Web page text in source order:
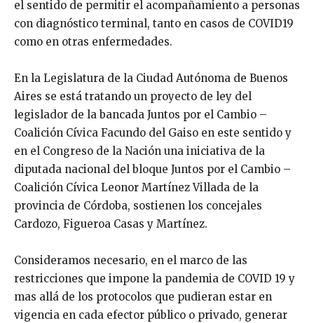
el sentido de permitir el acompañamiento a personas
con diagnóstico terminal, tanto en casos de COVID19
como en otras enfermedades.
En la Legislatura de la Ciudad Autónoma de Buenos
Aires se está tratando un proyecto de ley del
legislador de la bancada Juntos por el Cambio –
Coalición Cívica Facundo del Gaiso en este sentido y
en el Congreso de la Nación una iniciativa de la
diputada nacional del bloque Juntos por el Cambio –
Coalición Cívica Leonor Martínez Villada de la
provincia de Córdoba, sostienen los concejales
Cardozo, Figueroa Casas y Martínez.
Consideramos necesario, en el marco de las
restricciones que impone la pandemia de COVID 19 y
mas allá de los protocolos que pudieran estar en
vigencia en cada efector público o privado, generar